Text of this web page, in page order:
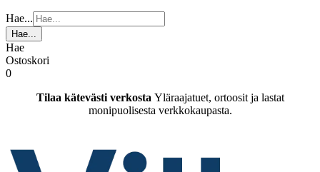
Hae...
Hae...
Hae
Ostoskori
0
Tilaa kätevästi verkosta Yläraajatuet, ortoosit ja lastat
monipuolisesta verkkokaupasta.